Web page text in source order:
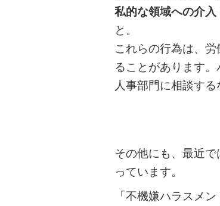
私的な領域への介入
と。
これらの行為は、
ることがあります
人事部門に相談す
その他にも、最近で
っています。
「不機嫌ハラスメ